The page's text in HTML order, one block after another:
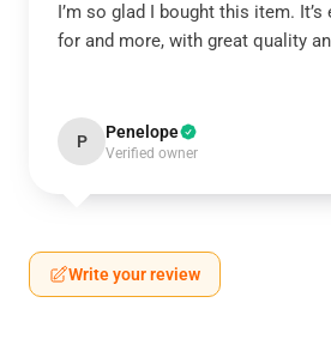
I’m so glad I bought this item. It’s
for and more, with great quality
P Penelope
Verified owner
Write your review